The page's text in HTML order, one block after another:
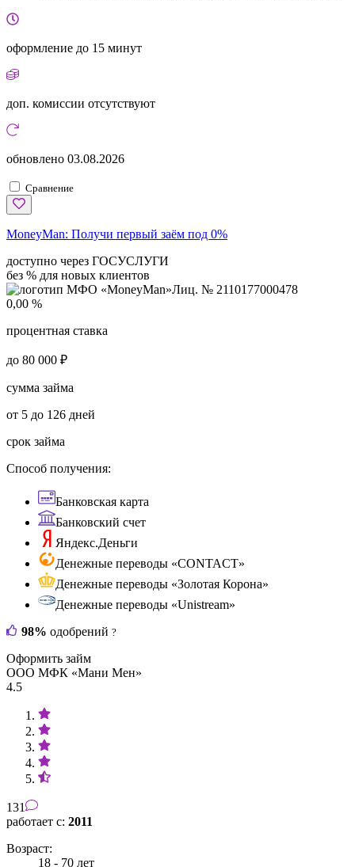
оформление до 15 минут
доп. комиссии отсутствуют
обновлено 03.08.2026
Сравнение
MoneyMan: Получи первый заём под 0%
доступно через ГОСУСЛУГИ
без % для новых клиентов
Лиц. № 2110177000478
0,00 %
процентная ставка
до 80 000 ₽
сумма займа
от 5 до 126 дней
срок займа
Способ получения:
Банковская карта
Банковский счет
Яндекс.Деньги
Денежные переводы «CONTACT»
Денежные переводы «Золотая Корона»
Денежные переводы «Unistream»
98% одобрений ?
Оформить займ
ООО МФК «Мани Мен»
4.5
131
работает с: 2011
Возраст:
18 - 70 лет